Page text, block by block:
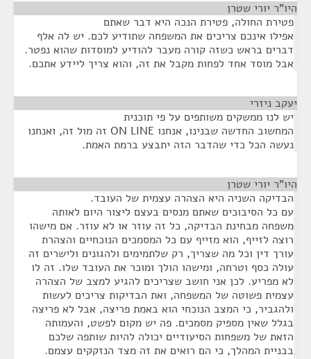
היו"ר יורי שטרן
פטירת החולה, פטירת הנכה היא דבר שאתם
אפילו אינכם צריכים את המשפחה שתודיע לכם. יש לה אלף
דברים בראש כשזה קורה מעבר להודיע למוסדות שהוא נפטר.
אבל מוסד אחד לפחות מקבל את זה, והוא צריך ליידע אתכם.
יעקב ניזרי
יש לנו ממשקים משותפים על פי תוכנית
המחשוב החדשה שבנינו, אנחנו ON LINE זה מול זה, ואנחנו
נעשה הכל כדי שהדבר הזה יתבצע ברמת האמת.
היו"ר יורי שטרן
הבדיקה השניה היא הצהרה עצמית של העובד.
עם כל הסיבוכים שאתם מנסים בעצם ליצור היום לאותה
משפחה מבחינת הבדיקה, כל זה עוזר או לא עוזר. אם מישהו
רוצה לזייף, הוא מזייף עם כל המסמכים הנוכחיים והצהרת
עורך דין וכל מה שצריך, רק שלתמימים ולהגונים ולישרים זה
עולה כסף וטרחה, ומישהו הולך ומוכר את העובד שלו. זה לו
לא מפריע. לכן אני חושב שצריכים להגיע למצב של הצהרה
עצמית פשוטה של המשפחה, ואת הבדיקות צריכים לעשות
ולהגביר, כי המצב הנוכחי הוא באמת פריצה, אבל לא פריצה
בגלל שאין מספיק מסמכים. פה יש מקום לפשט, והעמותה
הזאת של משפחות הסיעודיים יכולה להיות שותפה שלכם
בבניית המהלך, כי הם רואים את זה מצד הנזקקים עצמם.